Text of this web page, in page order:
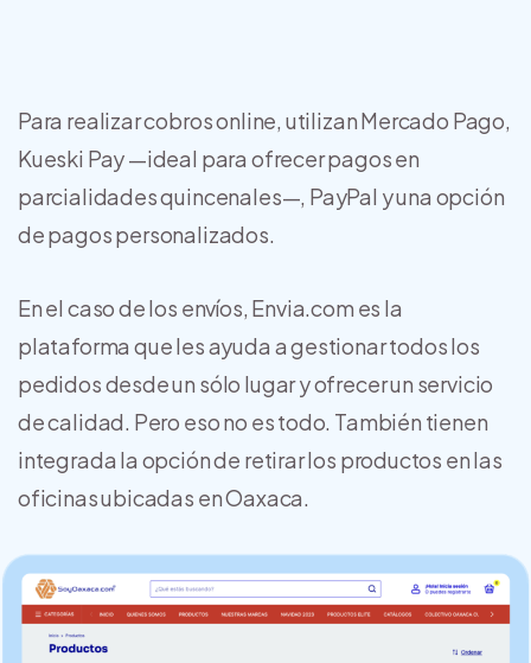
Para realizar cobros online, utilizan Mercado Pago,
Kueski Pay —ideal para ofrecer pagos en
parcialidades quincenales—, PayPal y una opción
de pagos personalizados.
En el caso de los envíos, Envia.com es la
plataforma que les ayuda a gestionar todos los
pedidos desde un sólo lugar y ofrecer un servicio
de calidad. Pero eso no es todo. También tienen
integrada la opción de retirar los productos en las
oficinas ubicadas en Oaxaca.